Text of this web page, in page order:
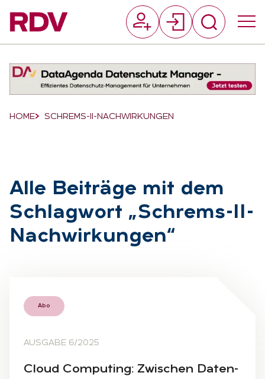
Breadcrumb-Navigation
HOME SCHREMS-II-NACHWIRKUNGEN
Alle Bei­trä­ge mit dem
Schlag­wort „Schrems-II-
Nach­wir­kun­gen“
Abo
AUSGABE 6/2025
Cloud Com­pu­ting: Zwi­schen Da­ten­